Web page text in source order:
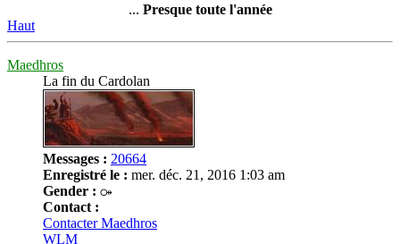
... Presque toute l'année
Haut
Maedhros
La fin du Cardolan
Messages : 20664
Enregistré le : mer. déc. 21, 2016 1:03 am
Gender :
Contact :
Contacter Maedhros
WLM